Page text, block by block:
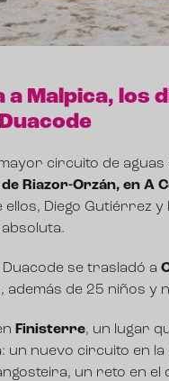
a Malpica,
circuito de
Riazor-Orzán, en A
ellos, Diego Gutiérrez
Duacode se trasladó a
de 25 niños y
Finisterre, un lugar
nuevo circuito en la
un reto en